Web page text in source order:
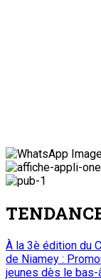
À la 3è édition du
de Niamey :
jeunes dès le bas-